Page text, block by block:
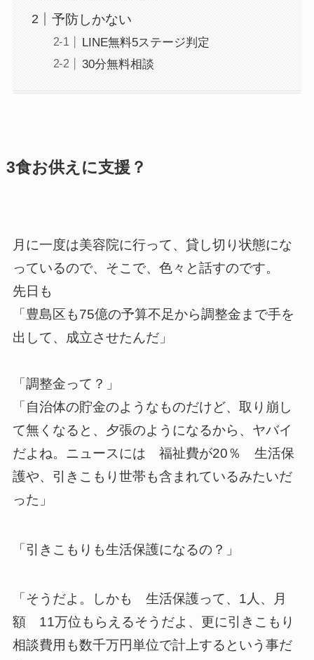
予防しかない
LINE無料5ステージ判定
30分無料相談
3食お供えに支援？
月に一度は美容院に行って、貸し切り状態にな
っているので、そこで、色々と話すのです。
先日も
「豊島区も75億の予算不足から調整金まで手を
出して、成立させたんだ」
「調整金って？」
「自治体の貯金のようなものだけど、取り崩し
て無くなると、夕張のようになるから、ヤバイ
だよね。ニュースには 福祉費が20％ 生活保
護や、引きこもり世帯も含まれているみたいだ
った」
「引きこもりも生活保護になるの？」
「そうだよ。しかも 生活保護って、1人、月
額 11万位もらえるそうだよ、更に引きこもり
相談費用も数千万円単位で計上するという事だ